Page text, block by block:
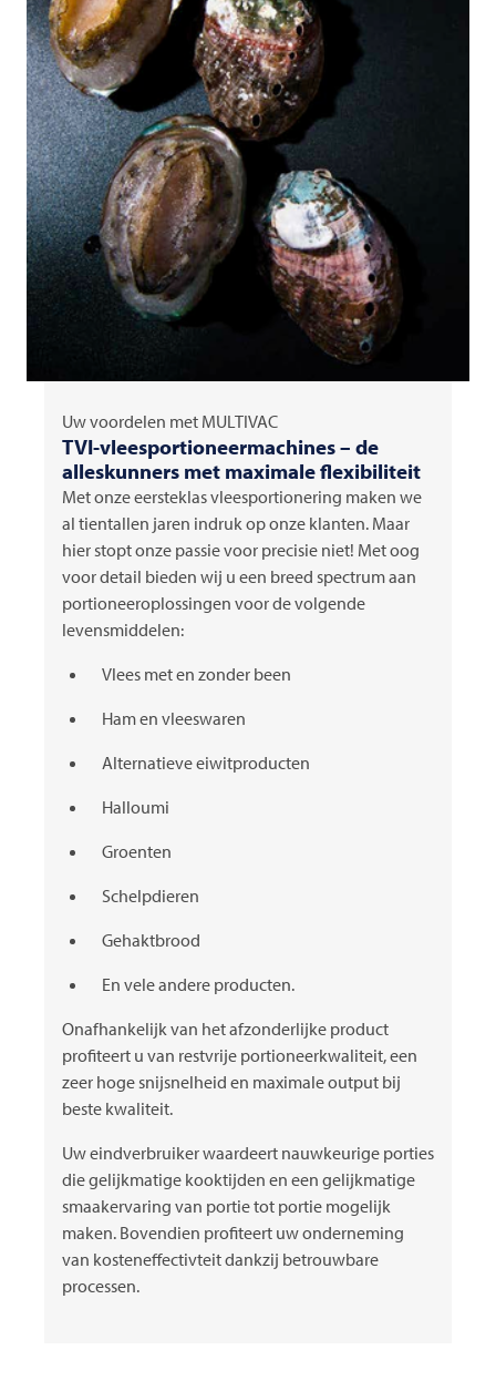
Uw voordelen met MULTIVAC
TVI-vleesportioneermachines – de
alleskunners met maximale flexibiliteit
Met onze eersteklas vleesportionering maken we
al tientallen jaren indruk op onze klanten. Maar
hier stopt onze passie voor precisie niet! Met oog
voor detail bieden wij u een breed spectrum aan
portioneeroplossingen voor de volgende
levensmiddelen:
Vlees met en zonder been
Ham en vleeswaren
Alternatieve eiwitproducten
Halloumi
Groenten
Schelpdieren
Gehaktbrood
En vele andere producten.
Onafhankelijk van het afzonderlijke product
profiteert u van restvrije portioneerkwaliteit, een
zeer hoge snijsnelheid en maximale output bij
beste kwaliteit.
Uw eindverbruiker waardeert nauwkeurige porties
die gelijkmatige kooktijden en een gelijkmatige
smaakervaring van portie tot portie mogelijk
maken. Bovendien profiteert uw onderneming
van kosteneffectivteit dankzij betrouwbare
processen.